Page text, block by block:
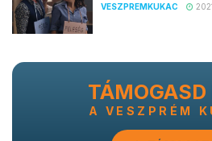
VESZPREMKUKAC
A VESZPRÉM